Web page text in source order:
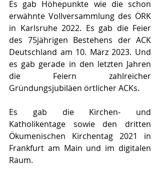
Es gab Höhepunkte wie die schon
erwähnte Vollversammlung des ÖRK
in Karlsruhe 2022. Es gab die Feier
des 75jährigen Bestehens der ACK
Deutschland am 10. März 2023. Und
es gab gerade in den letzten Jahren
die Feiern zahlreicher
Gründungsjubiläen örtlicher ACKs.
Es gab die Kirchen- und
Katholikentage sowie den dritten
Ökumenischen Kirchentag 2021 in
Frankfurt am Main und im digitalen
Raum.